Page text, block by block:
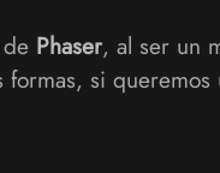
Phaser, al ser un
formas, si